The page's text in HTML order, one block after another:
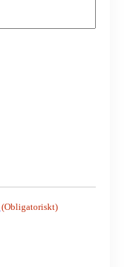
(Obligatoriskt)